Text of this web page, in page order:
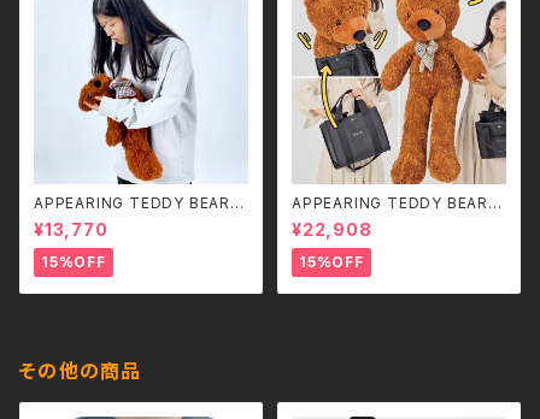
APPEARING TEDDY BEAR
（SMALL）
¥13,770
15%OFF
APPEARING TEDDY BEAR
（MEDIUM）
¥22,908
15%OFF
その他の商品